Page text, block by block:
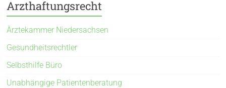
Arzthaftungsrecht
Ärztekammer Niedersachsen
Gesundheitsrechtler
Selbsthilfe Büro
Unabhängige Patientenberatung